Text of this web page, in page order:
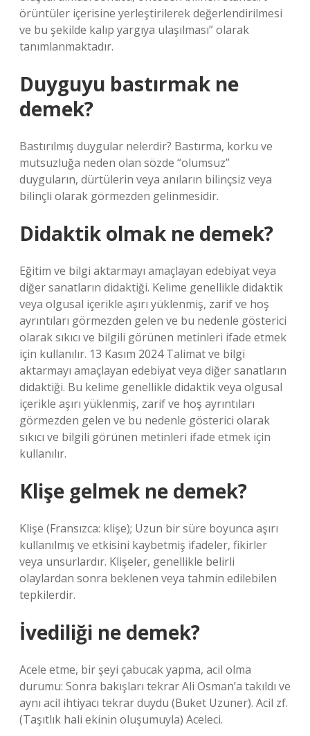
örüntüler içerisine yerleştirilerek değerlendirilmesi
ve bu şekilde kalıp yargıya ulaşılması” olarak
tanımlanmaktadır.
Duyguyu bastırmak ne
demek?
Bastırılmış duygular nelerdir? Bastırma, korku ve
mutsuzluğa neden olan sözde “olumsuz”
duyguların, dürtülerin veya anıların bilinçsiz veya
bilinçli olarak görmezden gelinmesidir.
Didaktik olmak ne demek?
Eğitim ve bilgi aktarmayı amaçlayan edebiyat veya
diğer sanatların didaktiği. Kelime genellikle didaktik
veya olgusal içerikle aşırı yüklenmiş, zarif ve hoş
ayrıntıları görmezden gelen ve bu nedenle gösterici
olarak sıkıcı ve bilgili görünen metinleri ifade etmek
için kullanılır. 13 Kasım 2024 Talimat ve bilgi
aktarmayı amaçlayan edebiyat veya diğer sanatların
didaktiği. Bu kelime genellikle didaktik veya olgusal
içerikle aşırı yüklenmiş, zarif ve hoş ayrıntıları
görmezden gelen ve bu nedenle gösterici olarak
sıkıcı ve bilgili görünen metinleri ifade etmek için
kullanılır.
Klişe gelmek ne demek?
Klişe (Fransızca: klişe); Uzun bir süre boyunca aşırı
kullanılmış ve etkisini kaybetmiş ifadeler, fikirler
veya unsurlardır. Klişeler, genellikle belirli
olaylardan sonra beklenen veya tahmin edilebilen
tepkilerdir.
İvediliği ne demek?
Acele etme, bir şeyi çabucak yapma, acil olma
durumu: Sonra bakışları tekrar Ali Osman’a takıldı ve
aynı acil ihtiyacı tekrar duydu (Buket Uzuner). Acil zf.
(Taşıtlık hali ekinin oluşumuyla) Aceleci.